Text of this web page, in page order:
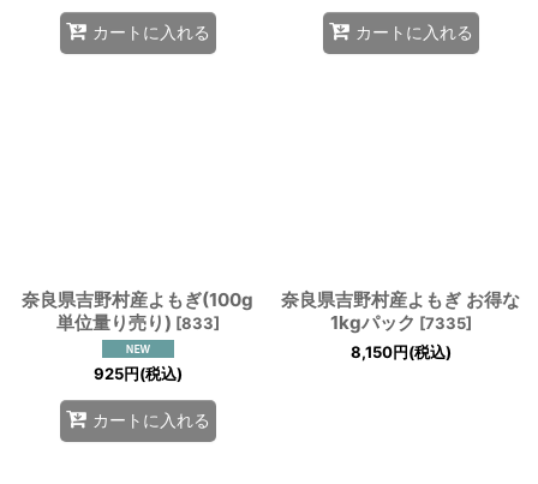
カートに入れる カートに入れる
奈良県吉野村産よもぎ(100g
単位量り売り) [833]
925円(税込)
カートに入れる
奈良県吉野村産よもぎ お得な
1kgパック [7335]
8,150円(税込)